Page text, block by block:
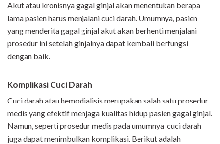
Akut atau kronisnya gagal ginjal akan menentukan berapa
lama pasien harus menjalani cuci darah. Umumnya, pasien
yang menderita gagal ginjal akut akan berhenti menjalani
prosedur ini setelah ginjalnya dapat kembali berfungsi
dengan baik.
Komplikasi Cuci Darah
Cuci darah atau hemodialisis merupakan salah satu prosedur
medis yang efektif menjaga kualitas hidup pasien gagal ginjal.
Namun, seperti prosedur medis pada umumnya, cuci darah
juga dapat menimbulkan komplikasi. Berikut adalah